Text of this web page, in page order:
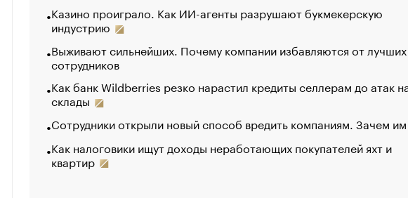
Казино проиграло. Как ИИ-агенты разрушают букмекерскую
индустрию
Выживают сильнейших. Почему компании избавляются от лучших
сотрудников
Как банк Wildberries резко нарастил кредиты селлерам до атак
склады
Сотрудники открыли новый способ вредить компаниям. Зачем
Как налоговики ищут доходы неработающих покупателей яхт и
квартир